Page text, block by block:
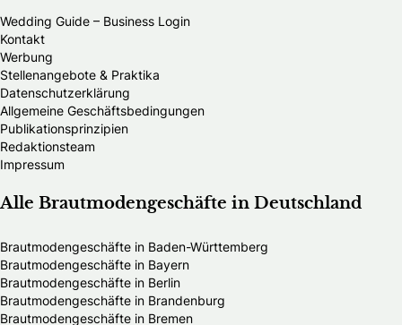
Wedding Guide – Business Login
Kontakt
Werbung
Stellenangebote & Praktika
Datenschutzerklärung
Allgemeine Geschäftsbedingungen
Publikationsprinzipien
Redaktionsteam
Impressum
Alle Brautmodengeschäfte in Deutschland
Brautmodengeschäfte in Baden-Württemberg
Brautmodengeschäfte in Bayern
Brautmodengeschäfte in Berlin
Brautmodengeschäfte in Brandenburg
Brautmodengeschäfte in Bremen